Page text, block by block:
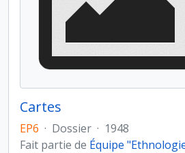
Cartes
EP6 · Dossier · 1948
Fait partie de Équipe